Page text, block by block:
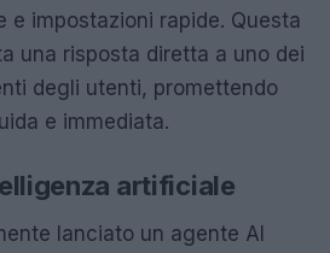
e impostazioni rapide. Questa
una risposta diretta a uno dei
degli utenti, promettendo
e immediata.
artificiale
lanciato un agente AI